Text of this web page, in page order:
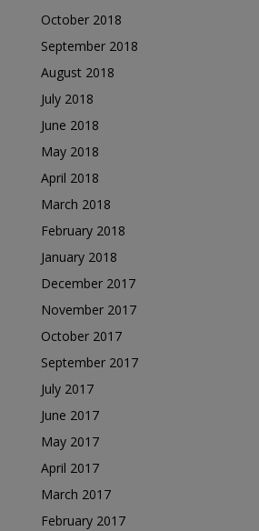
October 2018
September 2018
August 2018
July 2018
June 2018
May 2018
April 2018
March 2018
February 2018
January 2018
December 2017
November 2017
October 2017
September 2017
July 2017
June 2017
May 2017
April 2017
March 2017
February 2017